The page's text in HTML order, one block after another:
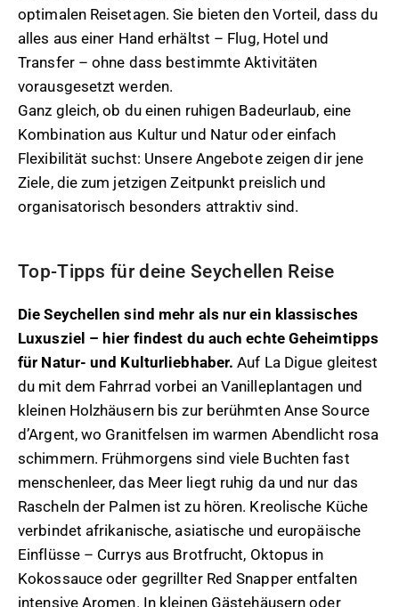
optimalen Reisetagen. Sie bieten den Vorteil, dass du
alles aus einer Hand erhältst – Flug, Hotel und
Transfer – ohne dass bestimmte Aktivitäten
vorausgesetzt werden.
Ganz gleich, ob du einen ruhigen Badeurlaub, eine
Kombination aus Kultur und Natur oder einfach
Flexibilität suchst: Unsere Angebote zeigen dir jene
Ziele, die zum jetzigen Zeitpunkt preislich und
organisatorisch besonders attraktiv sind.
Top-Tipps für deine Seychellen Reise
Die Seychellen sind mehr als nur ein klassisches
Luxusziel – hier findest du auch echte Geheimtipps
für Natur- und Kulturliebhaber. Auf La Digue gleitest
du mit dem Fahrrad vorbei an Vanilleplantagen und
kleinen Holzhäusern bis zur berühmten Anse Source
d’Argent, wo Granitfelsen im warmen Abendlicht rosa
schimmern. Frühmorgens sind viele Buchten fast
menschenleer, das Meer liegt ruhig da und nur das
Rascheln der Palmen ist zu hören. Kreolische Küche
verbindet afrikanische, asiatische und europäische
Einflüsse – Currys aus Brotfrucht, Oktopus in
Kokossauce oder gegrillter Red Snapper entfalten
intensive Aromen. In kleinen Gästehäusern oder